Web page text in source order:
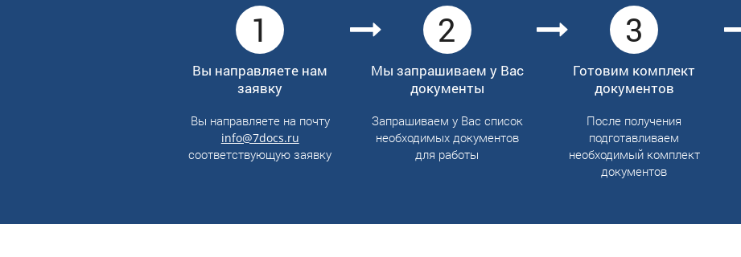
1
Вы направляете нам
заявку
Вы направляете на почту
info@7docs.ru
соответствующую заявку
2
Мы запрашиваем у Вас
документы
Запрашиваем у Вас список
необходимых документов
для работы
3
Готовим комплект
документов
После получения
подготавливаем
необходимый комплект
документов